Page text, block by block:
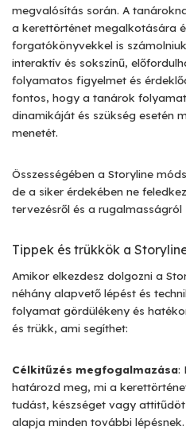
megvalósítás során. A
a kerettörténet megalkotására
forgatókönyvekkel is
interaktív és sokszínű,
folyamatos figyelmet és
fontos, hogy a tanárok
dinamikáját és szükség esetén
menetét.
Összességében a Storyline
de a siker érdekében ne
tervezésről és a rugalmasságról
Tippek és trükkök a
Amikor elkezdesz dolgozni a
néhány alapvető lépést és
folyamat gördülékeny és
és trükk, ami segíthet:
Célkitűzés megfogalmazása:
határozd meg, mi a
tudást, készséget vagy attitűdöt
alapja minden további lépésnek.